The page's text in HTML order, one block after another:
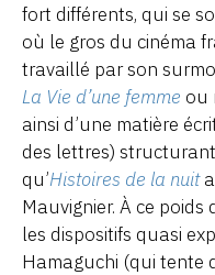
fort différents, qui se
où le gros du cinéma
travaillé par son
La Vie d’une femme ou
ainsi d’une matière
des lettres)
qu’Histoires de la nuit
Mauvignier. À ce
les dispositifs quasi
Hamaguchi (qui tente